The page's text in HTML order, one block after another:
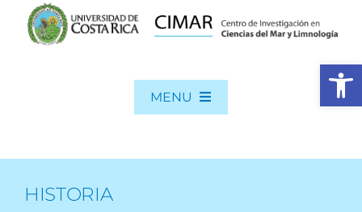
content
MENU
QUIENES SOMOS
HISTORIA